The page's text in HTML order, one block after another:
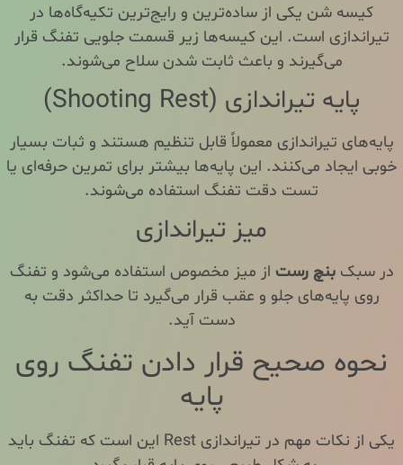
کیسه شن یکی از ساده‌ترین و رایج‌ترین تکیه‌گاه‌ها در
تیراندازی است. این کیسه‌ها زیر قسمت جلویی تفنگ قرار
می‌گیرند و باعث ثابت شدن سلاح می‌شوند.
پایه تیراندازی (Shooting Rest)
پایه‌های تیراندازی معمولاً قابل تنظیم هستند و ثبات بسیار
خوبی ایجاد می‌کنند. این پایه‌ها بیشتر برای تمرین حرفه‌ای یا
تست دقت تفنگ استفاده می‌شوند.
میز تیراندازی
در سبکبنچ رست از میز مخصوص استفاده می‌شود و تفنگ
روی پایه‌های جلو و عقب قرار می‌گیرد تا حداکثر دقت به
دست آید.
نحوه صحیح قرار دادن تفنگ روی
پایه
یکی از نکات مهم در تیراندازی Rest این است که تفنگ باید